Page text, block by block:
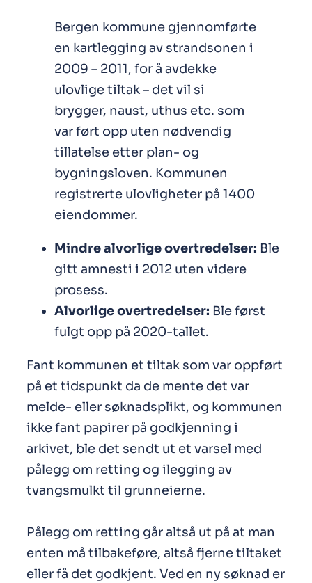
Bergen kommune gjennomførte
en kartlegging av strandsonen i
2009 – 2011, for å avdekke
ulovlige tiltak – det vil si
brygger, naust, uthus etc. som
var ført opp uten nødvendig
tillatelse etter plan- og
bygningsloven. Kommunen
registrerte ulovligheter på 1400
eiendommer.
Mindre alvorlige overtredelser: Ble
gitt amnesti i 2012 uten videre
prosess.
Alvorlige overtredelser: Ble først
fulgt opp på 2020-tallet.
Fant kommunen et tiltak som var oppført
på et tidspunkt da de mente det var
melde- eller søknadsplikt, og kommunen
ikke fant papirer på godkjenning i
arkivet, ble det sendt ut et varsel med
pålegg om retting og ilegging av
tvangsmulkt til grunneierne.
Pålegg om retting går altså ut på at man
enten må tilbakeføre, altså fjerne tiltaket
eller få det godkjent. Ved en ny søknad er